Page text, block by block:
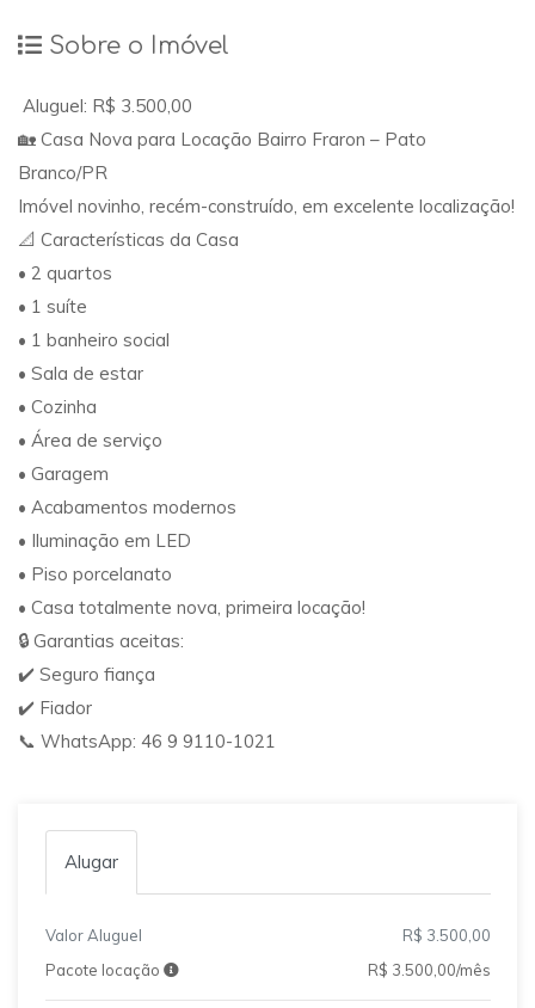
Sobre o Imóvel
Aluguel: R$ 3.500,00
🏡 Casa Nova para Locação Bairro Fraron – Pato
Branco/PR
Imóvel novinho, recém-construído, em excelente localização!
📐 Características da Casa
• 2 quartos
• 1 suíte
• 1 banheiro social
• Sala de estar
• Cozinha
• Área de serviço
• Garagem
• Acabamentos modernos
• Iluminação em LED
• Piso porcelanato
• Casa totalmente nova, primeira locação!
🔒 Garantias aceitas:
✔️ Seguro fiança
✔️ Fiador
📞 WhatsApp: 46 9 9110-1021
Alugar
Valor Aluguel
R$ 3.500,00
Pacote locação
R$ 3.500,00/mês